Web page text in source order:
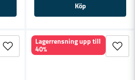
Köp
Lagerrensning upp till
40%